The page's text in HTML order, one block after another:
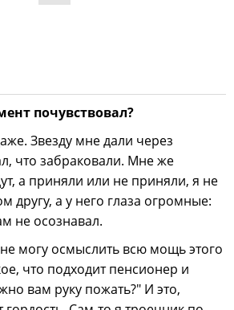
почувствовал?
Звезду мне дали через
что забраковали. Мне же
а приняли или не приняли, я не
другу, а у него глаза огромные:
не осознавал.
могу осмыслить всю мощь этого
что подходит пенсионер и
вам руку пожать?" И это,